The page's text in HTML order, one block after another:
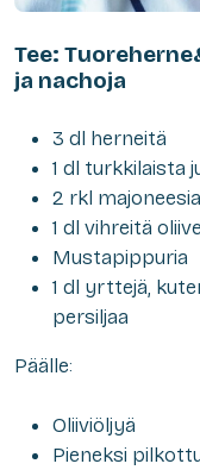
Tee:
ja nachoja
3 dl herneitä
1 dl turkkilaista
2 rkl majoneesia
1 dl vihreitä
Mustapippuria
1 dl yrttejä,
persiljaa
Päälle:
Oliiviöljyä
Pieneksi